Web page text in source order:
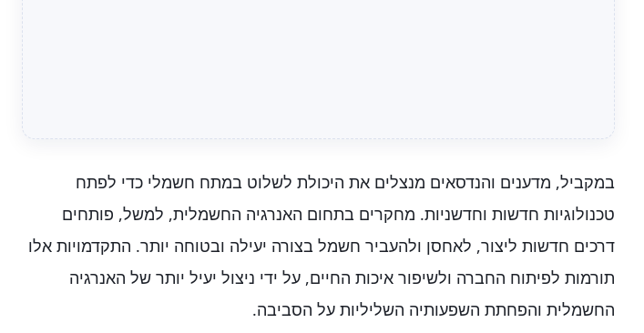
במקביל, מדענים והנדסאים מנצלים את היכולת לשלוט במתח חשמלי כדי לפתח
טכנולוגיות חדשות וחדשניות. מחקרים בתחום האנרגיה החשמלית, למשל, פותחים
דרכים חדשות ליצור, לאחסן ולהעביר חשמל בצורה יעילה ובטוחה יותר. התקדמויות אלו
תורמות לפיתוח החברה ולשיפור איכות החיים, על ידי ניצול יעיל יותר של האנרגיה
החשמלית והפחתת השפעותיה השליליות על הסביבה.